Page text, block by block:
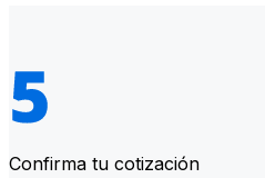
Confirma tu cotización